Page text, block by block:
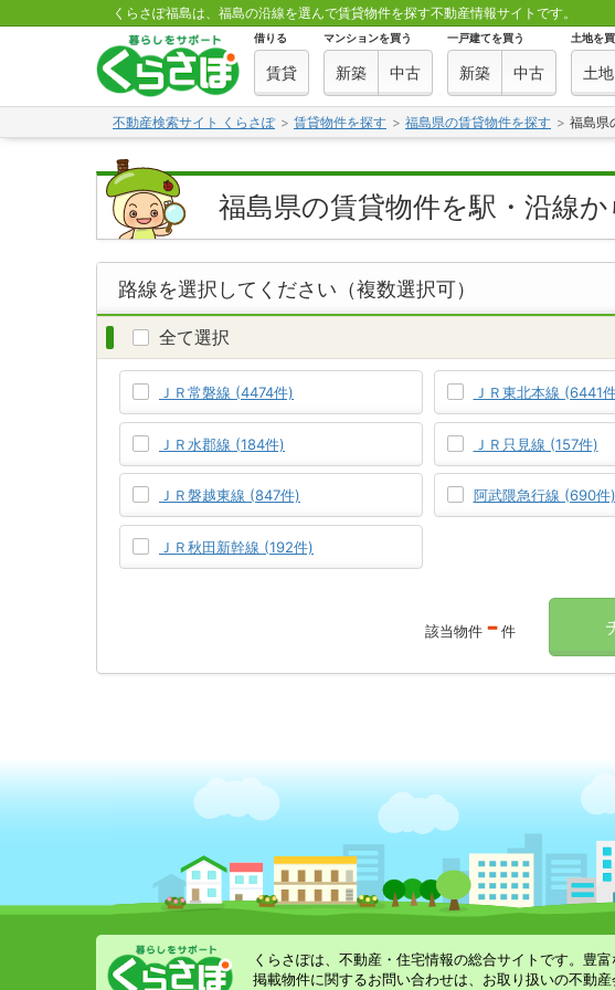
くらさぽ福島は、福島の沿線を選んで賃貸物件を探す不動産情報サイトです。
借りる
賃貸
マンションを買う
新築 中古
一戸建てを買う
新築 中古
土地を
土地
不動産検索サイト くらさぽ 賃貸物件を探す 福島県の賃貸物件を探す 福島県
福島県の賃貸物件を駅・沿線
路線を選択してください（複数選択可）
全て選択
ＪＲ常磐線 (4474件) ＪＲ東北本線 (6441
ＪＲ水郡線 (184件) ＪＲ只見線 (157件)
ＪＲ磐越東線 (847件) 阿武隈急行線 (690件)
ＪＲ秋田新幹線 (192件)
該当物件 - 件
くらさぽは、不動産・住宅情報の総合サイトです。豊
掲載物件に関するお問い合わせは、お取り扱いの不動産